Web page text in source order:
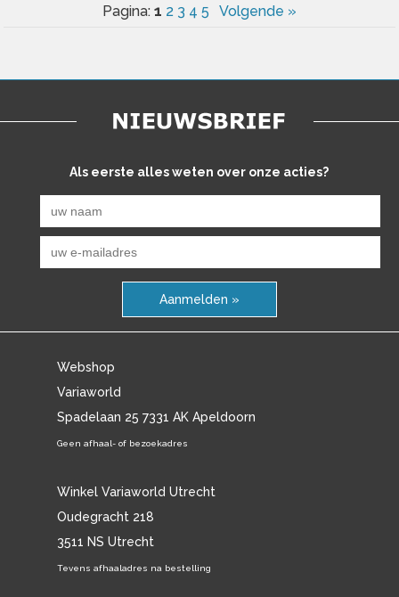
Pagina: 1 2 3 4 5 Volgende »
Als eerste alles weten over onze acties?
Aanmelden »
Webshop
Variaworld
Spadelaan 25 7331 AK Apeldoorn
Geen afhaal- of bezoekadres
Winkel Variaworld Utrecht
Oudegracht 218
3511 NS Utrecht
Tevens afhaaladres na bestelling